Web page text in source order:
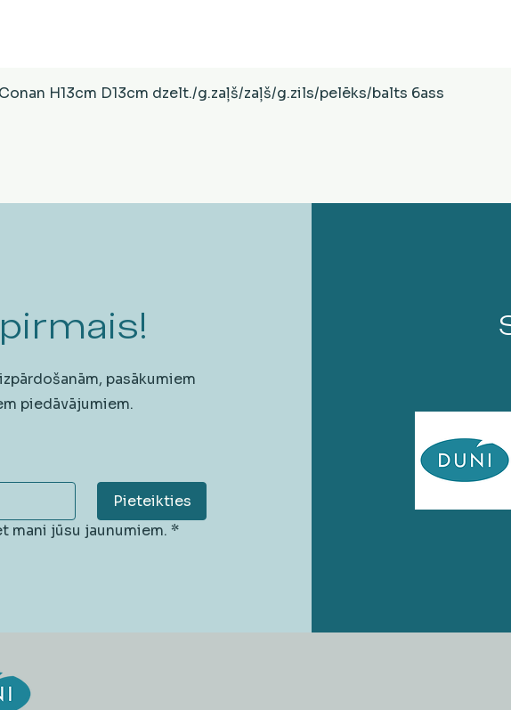
Ātrais skats
H13cm D13cm dzelt./g.zaļš/zaļš/g.zils/pelēks/balts 6ass
pasākumiem
piedāvājumiem.
Pieteikties
mani jūsu jaunumiem. *